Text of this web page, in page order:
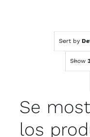
Sort by
Show
Se
los